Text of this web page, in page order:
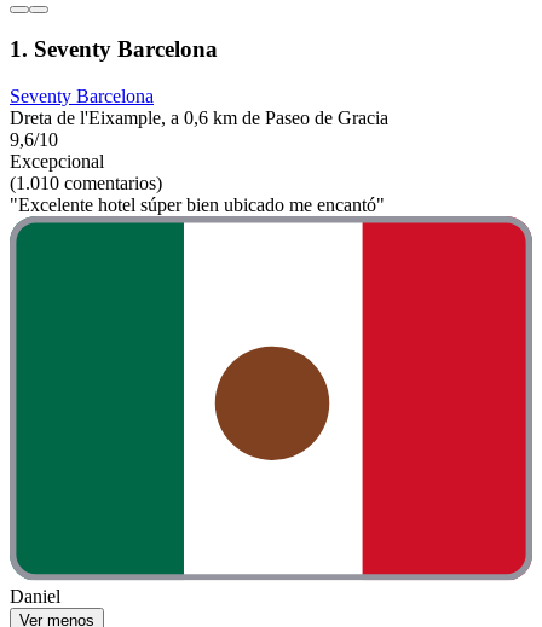
1. Seventy Barcelona
Seventy Barcelona
Dreta de l'Eixample, a 0,6 km de Paseo de Gracia
9,6/10
Excepcional
(1.010 comentarios)
"Excelente hotel súper bien ubicado me encantó"
Daniel
Ver menos